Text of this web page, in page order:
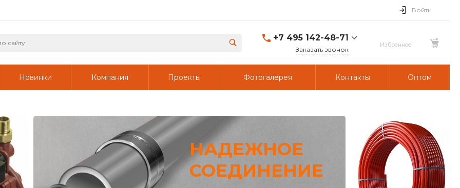
Войти
+7 495 142-48-71
Заказать звонок
Новинки Компания Проекты Фотогалерея Контакты Оптом
НАДЕЖНОЕ
СОЕДИНЕНИЕ